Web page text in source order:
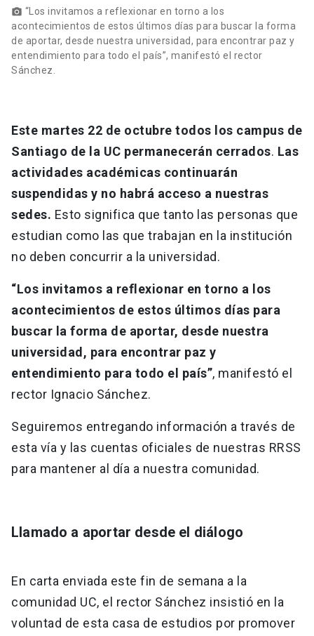
photo_camera “Los invitamos a reflexionar en torno a los
acontecimientos de estos últimos días para buscar la forma
de aportar, desde nuestra universidad, para encontrar paz y
entendimiento para todo el país”, manifestó el rector
Sánchez.
Este martes 22 de octubre todos los campus de
Santiago de la UC permanecerán cerrados. Las
actividades académicas continuarán
suspendidas y no habrá acceso a nuestras
sedes. Esto significa que tanto las personas que
estudian como las que trabajan en la institución
no deben concurrir a la universidad.
“Los invitamos a reflexionar en torno a los
acontecimientos de estos últimos días para
buscar la forma de aportar, desde nuestra
universidad, para encontrar paz y
entendimiento para todo el país”, manifestó el
rector Ignacio Sánchez.
Seguiremos entregando información a través de
esta vía y las cuentas oficiales de nuestras RRSS
para mantener al día a nuestra comunidad.
Llamado a aportar desde el diálogo
En carta enviada este fin de semana a la
comunidad UC, el rector Sánchez insistió en la
voluntad de esta casa de estudios por promover